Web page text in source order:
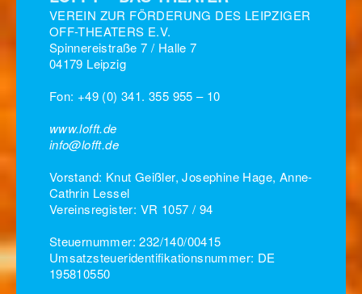
VEREIN ZUR FÖRDERUNG DES LEIPZIGER
OFF-THEATERS E.V.
Spinnereistraße 7 / Halle 7
04179 Leipzig
Fon: +49 (0) 341. 355 955 – 10
www.lofft.de
info@lofft.de
Vorstand: Knut Geißler, Josephine Hage, Anne-
Cathrin Lessel
Vereinsregister: VR 1057 / 94
Steuernummer: 232/140/00415
Umsatzsteueridentifikationsnummer: DE
195810550